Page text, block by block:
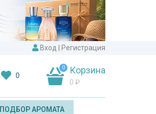
Вход Регистрация
0
0 Корзина
0 ₽
ПОДБОР АРОМАТА